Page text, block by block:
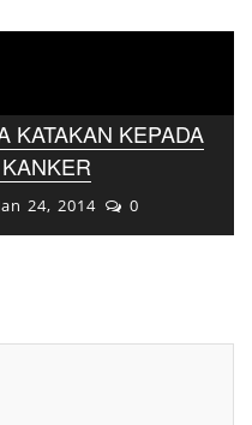
KATAKAN KEPADA
24, 2014 0